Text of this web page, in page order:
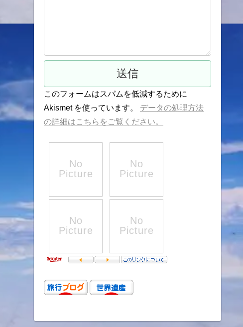
このフォームはスパムを低減するために
Akismet を使っています。 データの処理方法
の詳細はこちらをご覧ください。